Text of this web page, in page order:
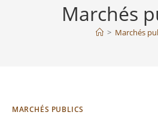
Marchés
> Marchés
MARCHÉS PUBLICS